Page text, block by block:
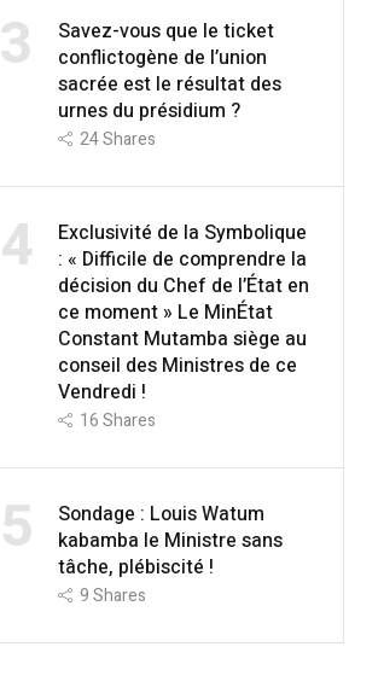
3
Savez-vous que le ticket
conflictogène de l’union
sacrée est le résultat des
urnes du présidium ?
24Shares
4
Exclusivité de la Symbolique
: « Difficile de comprendre la
décision du Chef de l’État en
ce moment » Le MinÉtat
Constant Mutamba siège au
conseil des Ministres de ce
Vendredi !
16Shares
5
Sondage : Louis Watum
kabamba le Ministre sans
tâche, plébiscité !
9Shares